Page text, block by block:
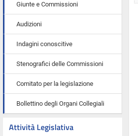
Giunte e Commissioni
Audizioni
Indagini conoscitive
Stenografici delle Commissioni
Comitato per la legislazione
Bollettino degli Organi Collegiali
Attività Legislativa